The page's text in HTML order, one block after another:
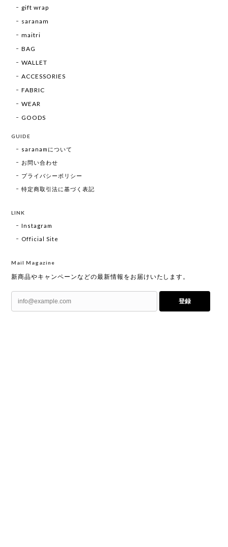
gift wrap
saranam
maitri
BAG
WALLET
ACCESSORIES
FABRIC
WEAR
GOODS
GUIDE
saranamについて
お問い合わせ
プライバシーポリシー
特定商取引法に基づく表記
LINK
Instagram
Official Site
Mail Magazine
新商品やキャンペーンなどの最新情報をお届けいたします。
登録